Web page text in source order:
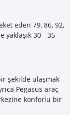
eden 79, 86, 92,
yaklaşık 30 - 35
şekilde ulaşmak
Pegasus araç
konforlu bir